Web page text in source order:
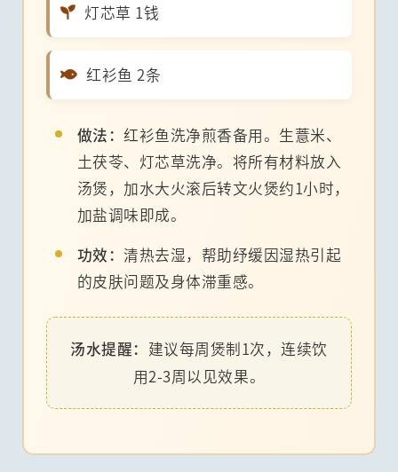
灯芯草 1钱
红衫鱼 2条
做法：红衫鱼洗净煎香备用。生薏米、
土茯苓、灯芯草洗净。将所有材料放入
汤煲，加水大火滚后转文火煲约1小时，
加盐调味即成。
功效： 清热去湿，帮助纾缓因湿热引起
的皮肤问题及身体滞重感。
汤水提醒： 建议每周煲制1次，连续饮
用2-3周以见效果。